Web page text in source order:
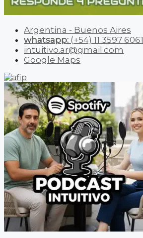
Argentina - Buenos Aires
whatsapp: (+54) 11 3597 6061
intuitivo.ar@gmail.com
Google Maps